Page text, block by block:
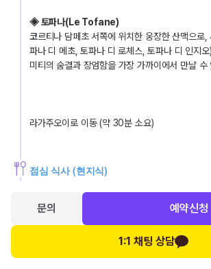
◈ 토파나(Le Tofane)
코르티나 담페초 서쪽에 위치한 웅장한 산맥으로,
파나 디 메초, 토파나 디 로체스, 토파나 디 인지
미티의 숨결과 장엄함을 가장 가까이에서 만날 수
라가주오이로 이동 (약 30분 소요)
점심 식사 (현지식)
돌로미티의 하늘에 닿는 해발 2,835m의 절경 명
에서 케이블카로 오르면, 숨 막히는 파노라마와 역
특별한 경험이 기다린다.
문의 예약신청
1:1 채팅 상담